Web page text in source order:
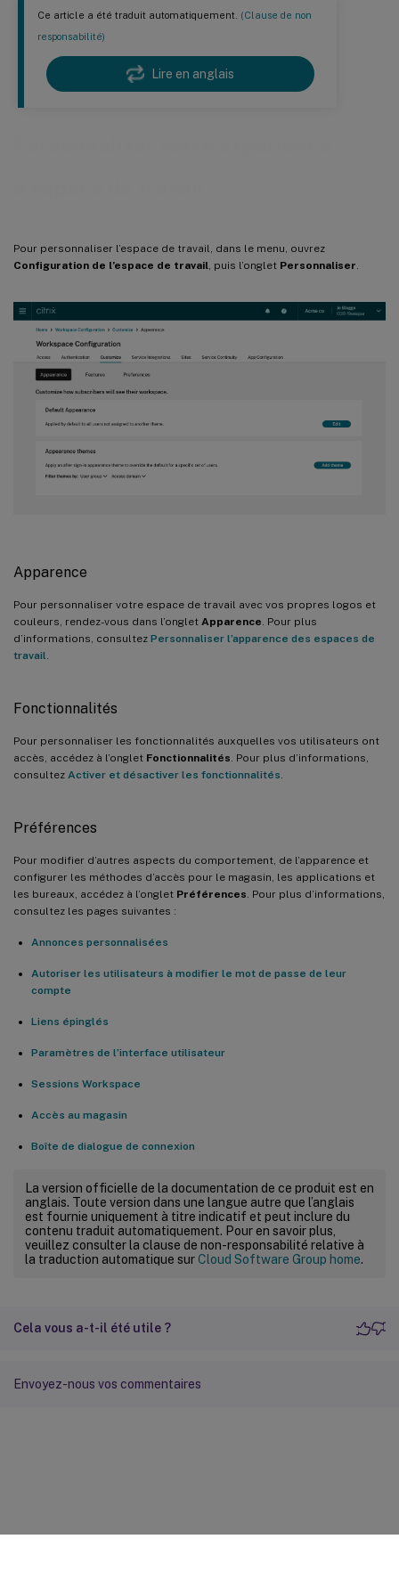
Ce article a été traduit automatiquement. (Clause de non
responsabilité)
Lire en anglais
Pour personnaliser l’espace de travail, dans le menu, ouvrez
Configuration de l’espace de travail , puis l’onglet Personnaliser
Apparence
Pour personnaliser votre espace de travail avec vos propres logos et
couleurs, rendez-vous dans l’onglet Apparence. Pour plus
d’informations, consultez Personnaliser l’apparence des espaces de
travail.
Fonctionnalités
Pour personnaliser les fonctionnalités auxquelles vos utilisateurs ont
accès, accédez à l’onglet Fonctionnalités. Pour plus d’informations,
consultez Activer et désactiver les fonctionnalités.
Préférences
Pour modifier d’autres aspects du comportement, de l’apparence et
configurer les méthodes d’accès pour le magasin, les applications et
les bureaux, accédez à l’onglet Préférences. Pour plus d’informations,
consultez les pages suivantes :
Annonces personnalisées
Autoriser les utilisateurs à modifier le mot de passe de leur
compte
Liens épinglés
Paramètres de l’interface utilisateur
Sessions Workspace
Accès au magasin
Boîte de dialogue de connexion
La version officielle de la documentation de ce produit est en
anglais. Toute version dans une langue autre que l’anglais
est fournie uniquement à titre indicatif et peut inclure du
contenu traduit automatiquement. Pour en savoir plus,
veuillez consulter la clause de non-responsabilité relative à
la traduction automatique surCloud Software Group home.
Cela vous a-t-il été utile ?
Envoyez-nous vos commentaires